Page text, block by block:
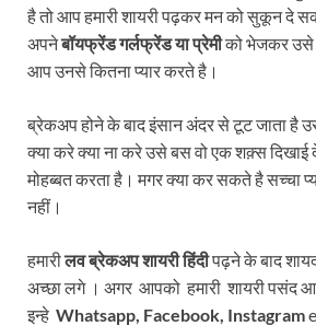
है तो आप हमारी शायरी पढ़कर मन को सुकून दे
अपनेबॉयफ्रेंड गर्लफ्रेंड या प्रेमीको भेजकर उसे
आप उनसे कितना प्यार करते है।
ब्रेकअप होने के बाद इंसान अंदर से टूट जाता है
क्या करे क्या ना करे उसे बस वो एक शक़्स दिखाई
मोहब्बत करता है। मगर क्या कर सकते है सच्चा
नहीं।
हमारीलव ब्रेकअप शायरी हिंदीपढ़ने के बाद
अच्छा लगे । अगर आपको हमारी शायरी पसंद
इन्हे Whatsapp, Facebook, Instagram